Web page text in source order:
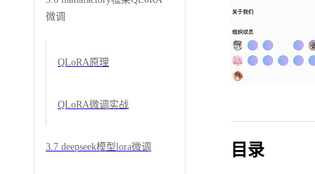
微调
QLoRA原理
QLoRA微调实战
3.7 deepseek模型lora微调 目录